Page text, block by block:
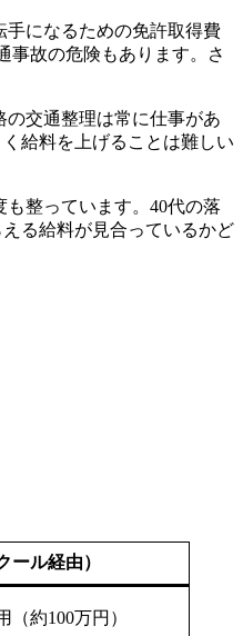
になるための免許取得費
事故の危険もあります。さ
交通整理は常に仕事があ
給料を上げることは難しい
整っています。40代の落
る給料が見合っているかど
ール経由）
約100万円）